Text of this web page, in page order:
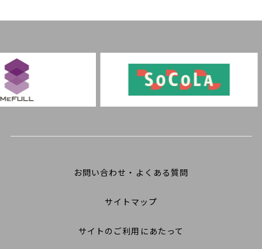
お問い合わせ・よくある質問
サイトマップ
サイトのご利用にあたって